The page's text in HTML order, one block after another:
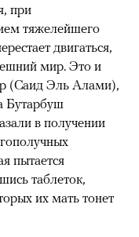
при
тяжелейшего
двигаться,
мир. Это и
(Саид Эль Алами),
Бутарбуш
в получении
пытается
таблеток,
их мать тонет